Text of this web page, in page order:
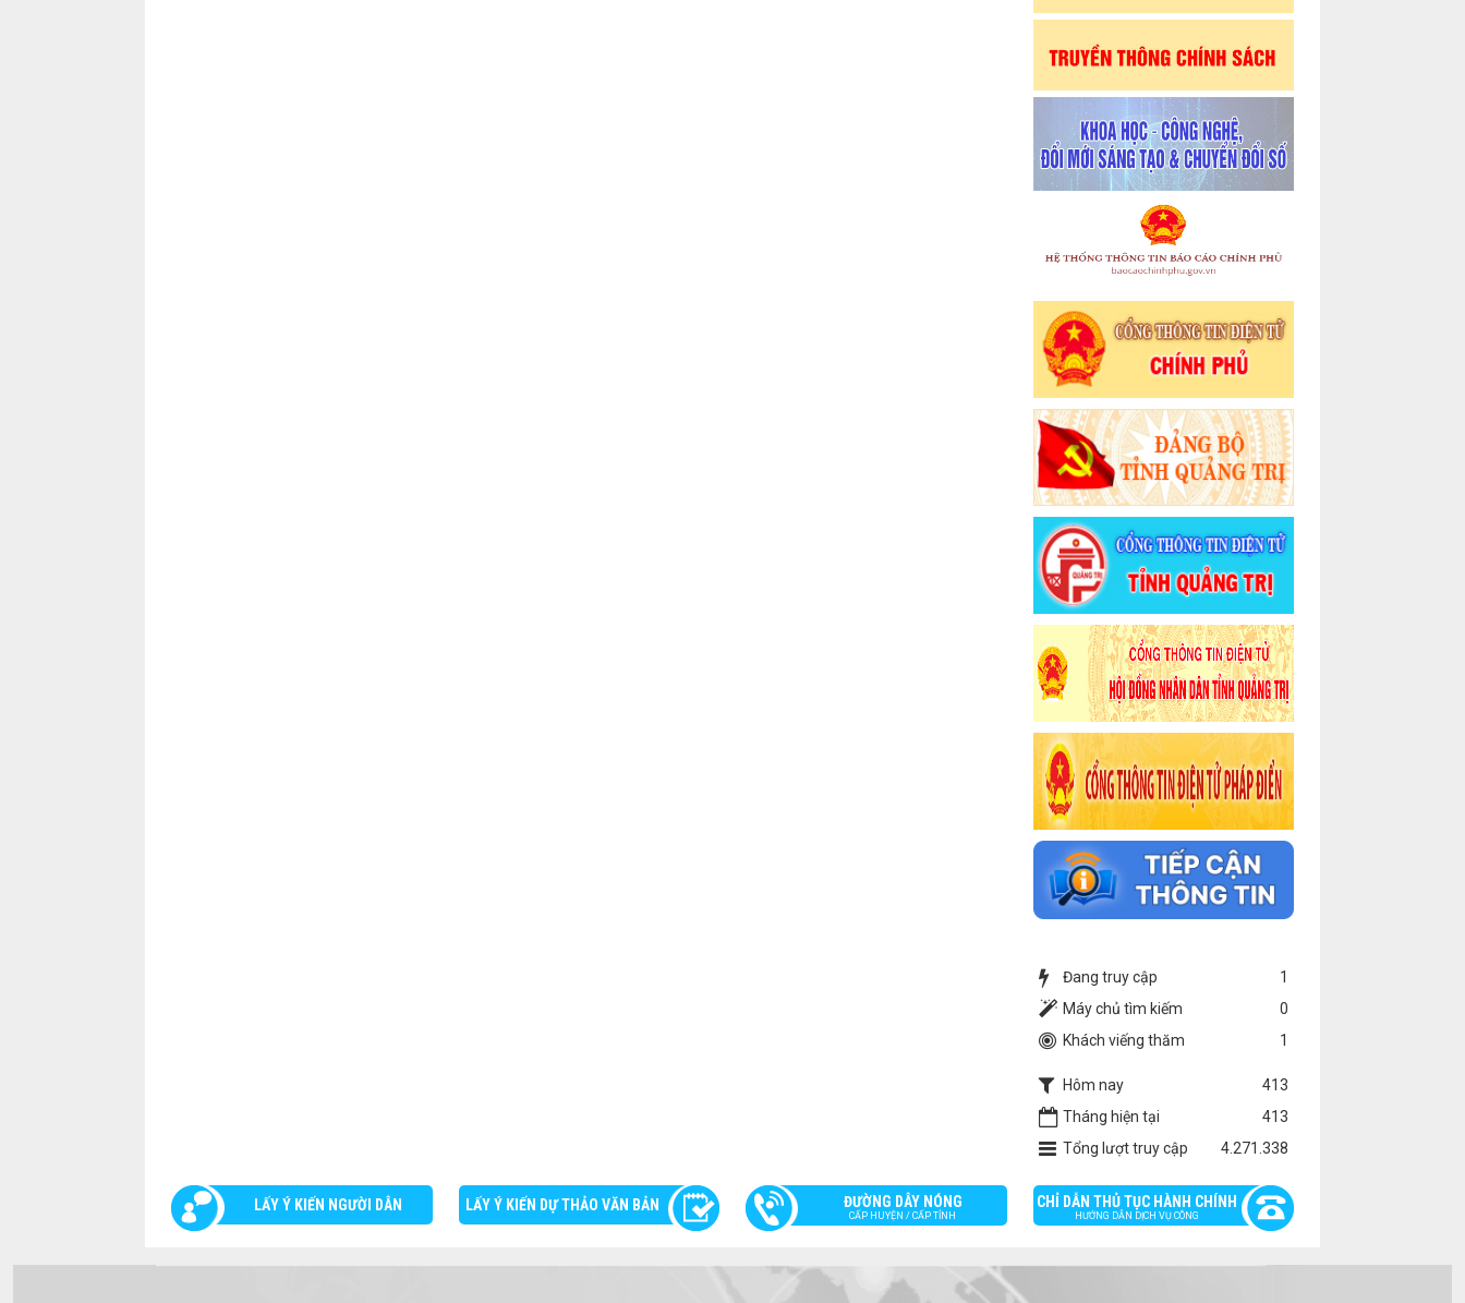
Đang truy cập
1
Máy chủ tìm kiếm
0
Khách viếng thăm
1
Hôm nay
413
Tháng hiện tại
413
Tổng lượt truy cập
4.271.338
LẤY Ý KIẾN NGƯỜI DÂN LẤY Ý KIẾN DỰ THẢO VĂN BẢN ĐƯỜNG DÂY NÓNG
CẤP HUYỆN / CẤP TỈNH
CHỈ DẪN THỦ TỤC HÀNH CHÍNH
HƯỚNG DẪN DỊCH VỤ CÔNG